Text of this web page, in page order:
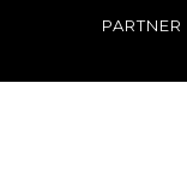
PARTNER